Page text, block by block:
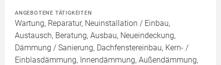
ANGEBOTENE TÄTIGKEITEN
Wartung, Reparatur, Neuinstallation / Einbau,
Austausch, Beratung, Ausbau, Neueindeckung,
Dämmung / Sanierung, Dachfenstereinbau, Kern- /
Einblasdämmung, Innendämmung, Außendämmung,